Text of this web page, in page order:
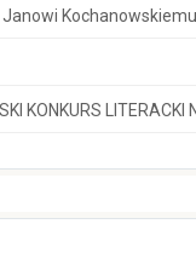
Kochanowskiemu
KONKURS